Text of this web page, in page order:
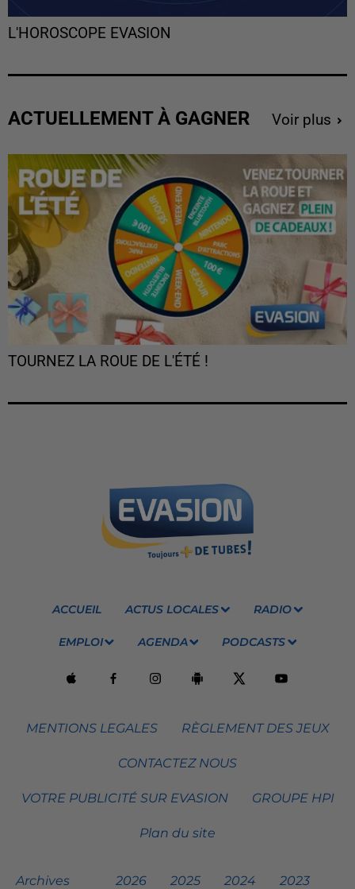
L'HOROSCOPE EVASION
ACTUELLEMENT À GAGNER Voir plus
TOURNEZ LA ROUE DE L'ÉTÉ !
ACCUEIL ACTUS LOCALES RADIO
EMPLOI AGENDA PODCASTS
MENTIONS LEGALES RÈGLEMENT DES JEUX
CONTACTEZ NOUS
VOTRE PUBLICITÉ SUR EVASION GROUPE HPI
Plan du site
Archives 2026 2025 2024 2023